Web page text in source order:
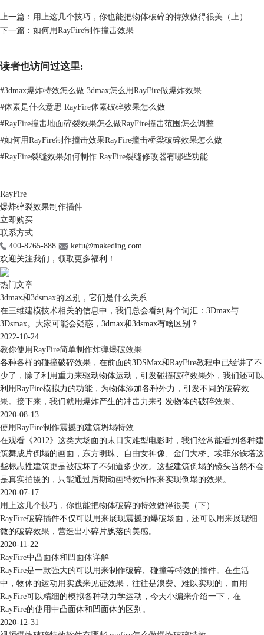
图2：清空动态对象面板
图3：添加部分碎片为休眠对象
RayFire炸弹工具（RF_Bmb），在物体的小碎片旁边创建一个炸弹，并在
炸弹的影响范围（Range）设置中，将其范围设置为无限制（Unlimited
Range），这样用户就无需测量炸弹到物体的距离。
一般情况下，当炸弹附近只有一个物体时可设置为无限制范围，但当有两
个或以上物体时，用户需要考虑爆炸效果是否需要同时影响到两个物体，
如果只是希望影响到其中一个目标物体时，就要为目标影响物体设置准确
的影响范围。
图4：添加RayFire炸弹
然后，如图5所示，打开RayFire物理学面板，在其模拟选项（Simulation
Properties）中将炸弹添加为RayFire模拟力。
图5：添加炸弹为RayFire模拟力
最后，就可以单击RayFire预览按钮，预览动画效果。由于炸弹爆破的速
度比较快，为了更好地观察动画效果，可以在RayFire的物理学选项（位
于物理学面板中）中，将时间刻度（Time Scale）值调低，以实现慢速预
览的效果。
可以看到，动画开始后，由于炸弹的影响，物体的细小碎片突然就飘落
了。
上一篇： 用上这几个技巧，你也能把物体破碎的特效做得很美（上）
下一篇： 如何用RayFire制作撞击效果
读者也访问过这里:
#3dmax爆炸特效怎么做 3dmax怎么用RayFire做爆炸效果
#体素是什么意思 RayFire体素破碎效果怎么做
#RayFire撞击地面碎裂效果怎么做RayFire撞击范围怎么调整
#如何用RayFire制作撞击效果RayFire撞击桥梁破碎效果怎么做
#RayFire裂缝效果如何制作 RayFire裂缝修改器有哪些功能
RayFire
爆炸碎裂效果制作插件
立即购买
联系方式
400-8765-888
kefu@makeding.com
欢迎关注我们，领取更多福利！
热门文章
3dmax和3dsmax的区别，它们是什么关系
在三维建模技术相关的信息中，我们总会看到两个词汇：3Dmax与
3Dsmax。大家可能会疑惑，3dmax和3dsmax有啥区别？
2022-10-24
教你使用RayFire简单制作炸弹爆破效果
各种各样的碰撞破碎效果，在前面的3DSMax和RayFire教程中已经讲了不
少了，除了利用重力来驱动物体运动，引发碰撞破碎效果外，我们还可以
利用RayFire模拟力的功能，为物体添加各种外力，引发不同的破碎效
果。接下来，我们就用爆炸产生的冲击力来引发物体的破碎效果。
2020-08-13
使用RayFire制作震撼的建筑坍塌特效
在观看《2012》这类大场面的末日灾难型电影时，我们经常能看到各种建
筑舞成片倒塌的画面，东方明珠、自由女神像、金门大桥、埃菲尔铁塔这
些标志性建筑更是被破坏了不知道多少次。这些建筑倒塌的镜头当然不会
是真实拍摄的，只能通过后期动画特效制作来实现倒塌的效果。
2020-07-17
用上这几个技巧，你也能把物体破碎的特效做得很美（下）
RayFire破碎插件不仅可以用来展现震撼的爆破场面，还可以用来展现细
微的破碎效果，营造出小碎片飘落的美感。
2020-11-22
RayFire中凸面体和凹面体详解
RayFire是一款强大的可以用来制作破碎、碰撞等特效的插件。在生活
中，物体的运动用实践来见证效果，往往是浪费、难以实现的，而用
RayFire可以精细的模拟各种动力学运动，今天小编来介绍一下，在
RayFire的使用中凸面体和凹面体的区别。
2020-12-31